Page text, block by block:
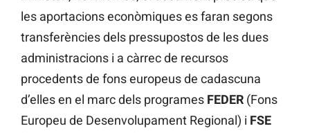
les aportacions econòmiques es faran segons
transferències dels pressupostos de les dues
administracions i a càrrec de recursos
procedents de fons europeus de cadascuna
d’elles en el marc dels programes FEDER (Fons
Europeu de Desenvolupament Regional) i FSE